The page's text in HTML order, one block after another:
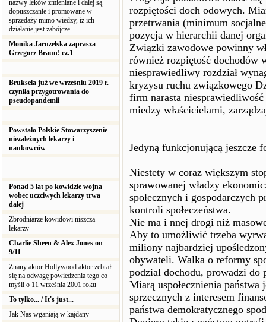
nazwy leków zmieniane i dalej są
dopuszczanie i promowane w
sprzedaży mimo wiedzy, iż ich
działanie jest zabójcze.
Monika Jaruzelska zaprasza
Grzegorz Braun! cz.1
Bruksela już we wrześniu 2019 r.
czyniła przygotrowania do
pseudopandemii
Powstało Polskie Stowarzyszenie
niezależnych lekarzy i
naukowców
Ponad 5 lat po kowidzie wojna
wobec uczciwych lekarzy trwa
dalej
Zbrodniarze kowidowi niszczą
lekarzy
Charlie Sheen & Alex Jones on
9/11
Znany aktor Hollywood aktor zebrał
się na odwagę powiedzenia tego co
myśli o 11 września 2001 roku
To tylko... / It's just...
Jak Nas wganiają w kajdany
rozpiętości doch odowych.
przetrwania (minimum
pozycja w hierarchii danej
Związki zawodowe powinny
również rozpiętość dochodów
niesprawiedliwy rozdział
kryzysu ruchu związkowego
firm narasta
miedzy właścicielami,
Jedyną funkcjonującą jeszcze
Niestety w coraz większym
sprawowanej władzy
społecznych i gospodarczych
kontroli społeczeństwa.
Nie ma i nnej drogi niż
Aby to umożliwić trzeba
miliony najbardziej
obywateli. Walka o reformy
podział dochodu, prowadzi
Miarą uspołecznienia
sprzecznych z interesem
państwa demokratycznego